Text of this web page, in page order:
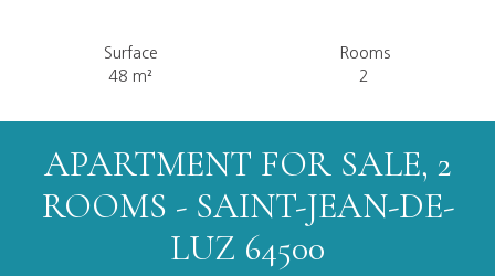
Surface
48 m²
Rooms
2
APARTMENT FOR SALE, 2
ROOMS - SAINT-JEAN-DE-
LUZ 64500